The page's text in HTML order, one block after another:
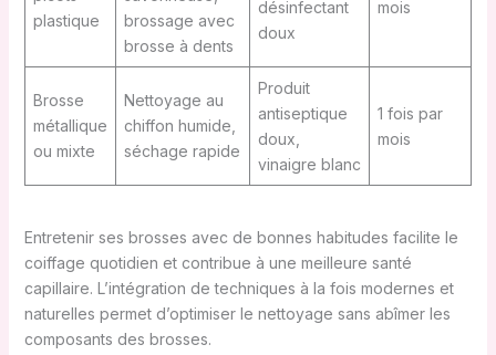
plastique
brossage avec
brosse à dents
désinfectant
doux
mois
Brosse
métallique
ou mixte
Nettoyage au
chiffon humide,
séchage rapide
Produit
antiseptique
doux,
vinaigre blanc
1 fois par
mois
Entretenir ses brosses avec de bonnes habitudes facilite le
coiffage quotidien et contribue à une meilleure santé
capillaire. L’intégration de techniques à la fois modernes et
naturelles permet d’optimiser le nettoyage sans abîmer les
composants des brosses.